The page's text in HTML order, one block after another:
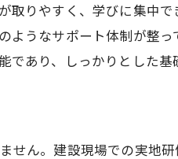
りやすく、学びに集中
うなサポート体制が整
あり、しっかりとした基
ん。建設現場での実地